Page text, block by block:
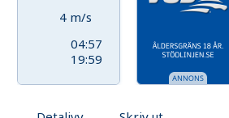
4 m/s
04:57
19:59